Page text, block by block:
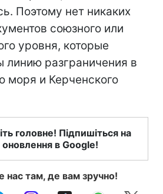
Поэтому нет никаких
союзного или
уровня, которые
линию разграничения в
моря и Керченского
головне! Підпишіться на
оновлення в Google!
нас там, де вам зручно!